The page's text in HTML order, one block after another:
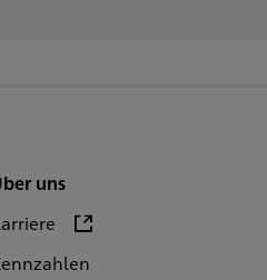
uns